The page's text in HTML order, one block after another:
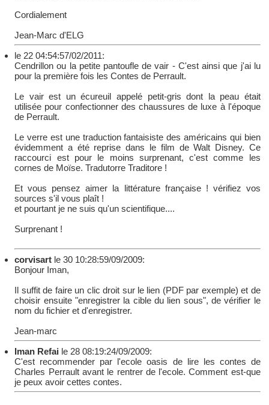
Cordialement
Jean-Marc d'ELG
le 22 04:54:57/02/2011:
Cendrillon ou la petite pantoufle de vair - C'est ainsi que j'ai lu
pour la première fois les Contes de Perrault.
Le vair est un écureuil appelé petit-gris dont la peau était
utilisée pour confectionner des chaussures de luxe à l'époque
de Perrault.
Le verre est une traduction fantaisiste des américains qui bien
évidemment a été reprise dans le film de Walt Disney. Ce
raccourci est pour le moins surprenant, c'est comme les
cornes de Moïse. Tradutorre Traditore !
Et vous pensez aimer la littérature française ! vérifiez vos
sources s'il vous plaît !
et pourtant je ne suis qu'un scientifique....
Surprenant !
corvisart le 30 10:28:59/09/2009:
Bonjour Iman,
Il suffit de faire un clic droit sur le lien (PDF par exemple) et de
choisir ensuite "enregistrer la cible du lien sous", de vérifier le
nom du fichier et d'enregistrer.
Jean-marc
Iman Refai le 28 08:19:24/09/2009:
C'est recommender par l'ecole oasis de lire les contes de
Charles Perrault avant le rentrer de l'ecole. Comment est-que
je peux avoir cettes contes.